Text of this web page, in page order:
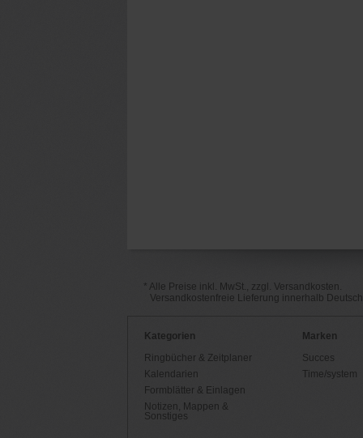
* Alle Preise inkl. MwSt., zzgl. Versandkosten.
Versandkostenfreie Lieferung innerhalb
Kategorien
Ringbücher & Zeitplaner
Kalendarien
Formblätter & Einlagen
Notizen, Mappen &
Sonstiges
Marken
Succes
Time/system